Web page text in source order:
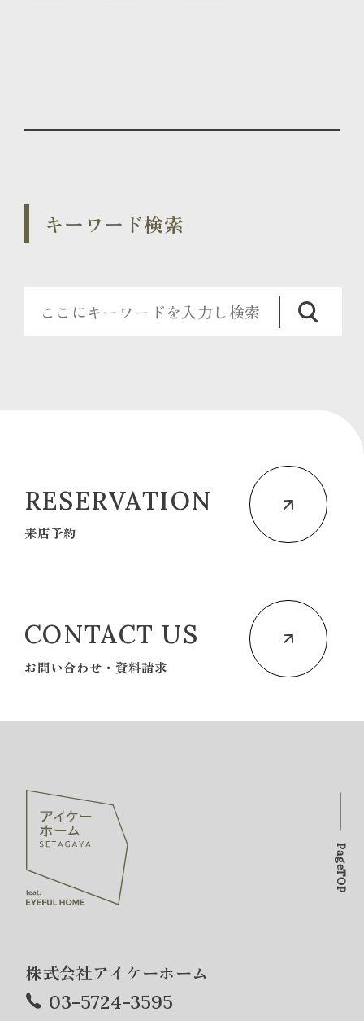
キーワード検索
RESERVATION
来店予約
CONTACT US
お問い合わせ・資料請求
株式会社アイケーホーム
03-5724-3595
PageTOP